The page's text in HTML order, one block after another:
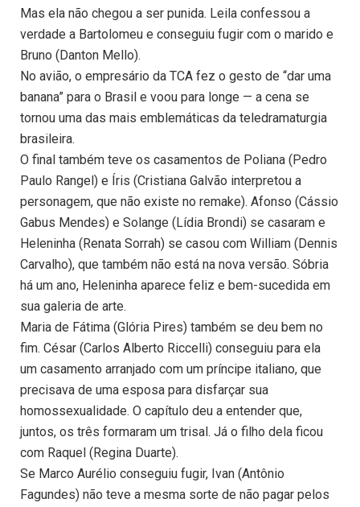
Mas ela não chegou a ser punida. Leila confessou a
verdade a Bartolomeu e conseguiu fugir com o marido e
Bruno (Danton Mello).
No avião, o empresário da TCA fez o gesto de “dar uma
banana” para o Brasil e voou para longe — a cena se
tornou uma das mais emblemáticas da teledramaturgia
brasileira.
O final também teve os casamentos de Poliana (Pedro
Paulo Rangel) e Íris (Cristiana Galvão interpretou a
personagem, que não existe no remake). Afonso (Cássio
Gabus Mendes) e Solange (Lídia Brondi) se casaram e
Heleninha (Renata Sorrah) se casou com William (Dennis
Carvalho), que também não está na nova versão. Sóbria
há um ano, Heleninha aparece feliz e bem-sucedida em
sua galeria de arte.
Maria de Fátima (Glória Pires) também se deu bem no
fim. César (Carlos Alberto Riccelli) conseguiu para ela
um casamento arranjado com um príncipe italiano, que
precisava de uma esposa para disfarçar sua
homossexualidade. O capítulo deu a entender que,
juntos, os três formaram um trisal. Já o filho dela ficou
com Raquel (Regina Duarte).
Se Marco Aurélio conseguiu fugir, Ivan (Antônio
Fagundes) não teve a mesma sorte de não pagar pelos